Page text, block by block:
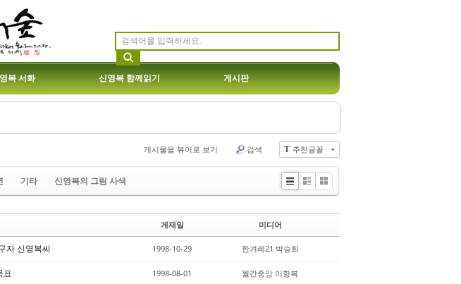
복 서화 신영복 함께읽기 게시판
T 추천글꼴
게시물을 뷰어로 보기 검색
기타
신영복의 그림 사색
Li
Zi
e
G
le
게재일 미디어
자 신영복씨 1998-10-29 한겨레21 박승화
표 1998-08-01 월간중앙 이항복
5
5
5
5